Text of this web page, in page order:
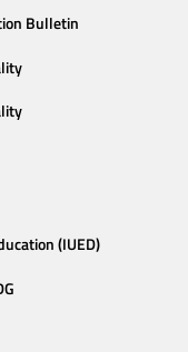
Bulletin
(IUED)